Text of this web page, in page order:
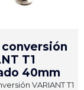
T1
40mm
VARIANT T1